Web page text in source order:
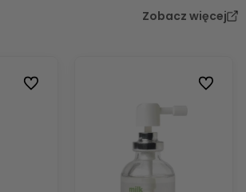
Zobacz więcej
Do ulubionych Do